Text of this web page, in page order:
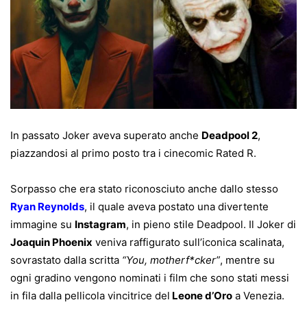
In passato Joker aveva superato anche Deadpool 2,
piazzandosi al primo posto tra i cinecomic Rated R.
Sorpasso che era stato riconosciuto anche dallo stesso
Ryan Reynolds, il quale aveva postato una divertente
immagine su Instagram, in pieno stile Deadpool. Il Joker di
Joaquin Phoenix veniva raffigurato sull’iconica scalinata,
sovrastato dalla scritta “You, motherf*cker”, mentre su
ogni gradino vengono nominati i film che sono stati messi
in fila dalla pellicola vincitrice del Leone d’Oro a Venezia.